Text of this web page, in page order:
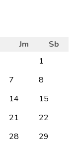
Jm
Sb
1
7
8
14
15
21
22
28
29